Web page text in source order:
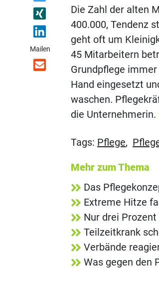
Mailen
Die Zahl der alten
400.000, Tendenz
geht oft um
45 Mitarbeitern
Grundpflege
Hand eingesetzt
waschen.
die Unternehmerin.
Tags: Pflege,
Mehr zum Thema
Das
Extreme Hitze
Nur drei
Teilzeitkrank
Verbände
Was gegen den